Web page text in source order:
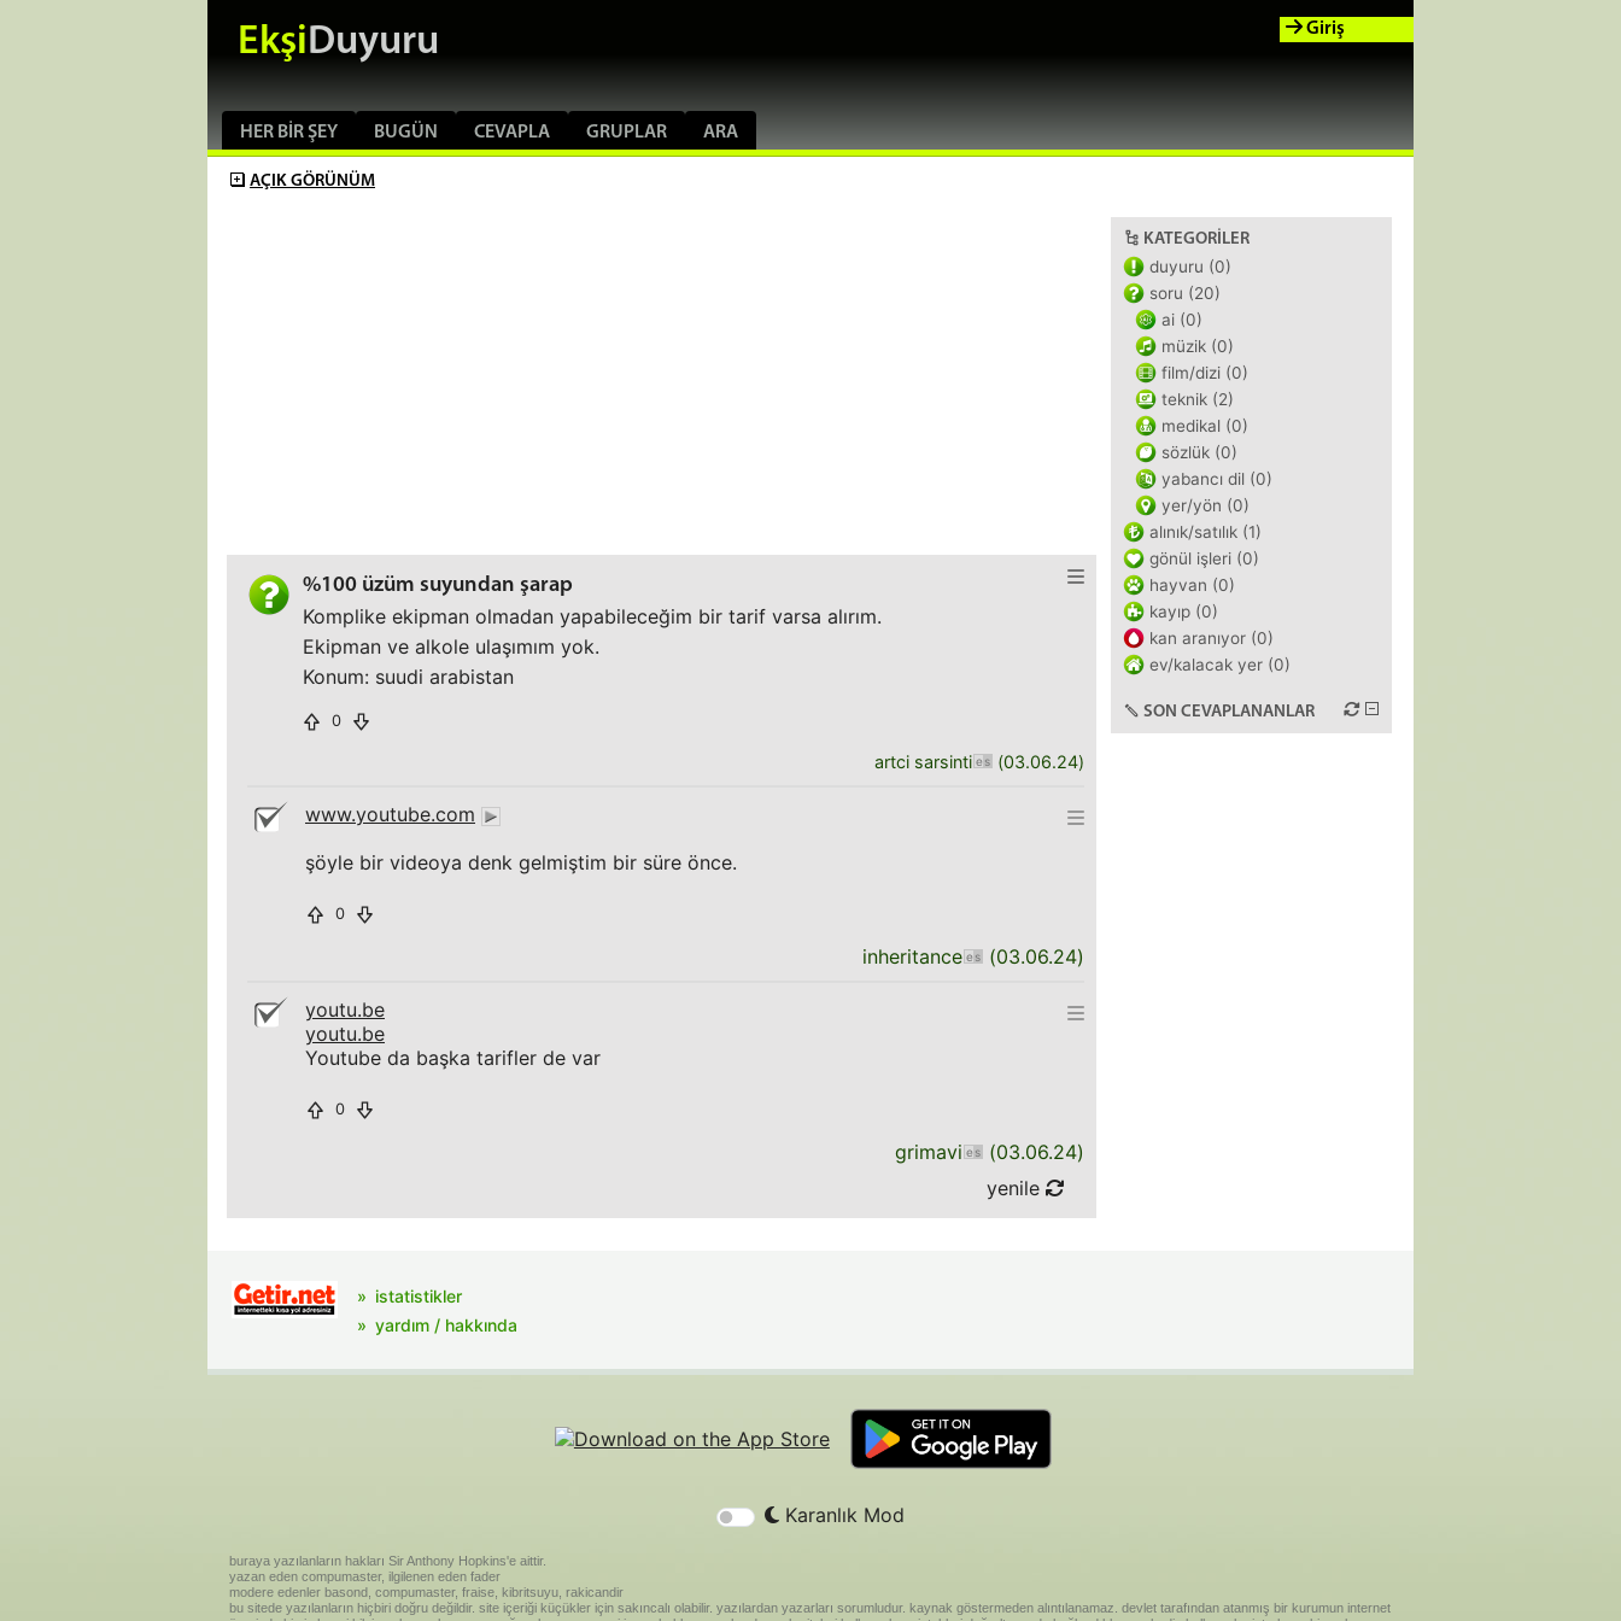
EkşiDuyuru
HER BIR ŞEY BUGÜN CEVAPLA GRUPLAR ARA
Giriş
AÇIK GÖRÜNÜM
%100 üzüm suyundan şarap
Komplike ekipman olmadan yapabileceğim bir tarif varsa alırım.
Ekipman ve alkole ulaşımım yok.
Konum: suudi arabistan
0
artci sarsinti (03.06.24)
www.youtube.com
şöyle bir videoya denk gelmiştim bir süre önce.
0
inheritance (03.06.24)
youtu.be
youtu.be
Youtube da başka tarifler de var
0
grimavi (03.06.24)
yenile
KATEGORILER
duyuru (0)
soru (20)
ai (0)
müzik (0)
film/dizi (0)
teknik (2)
medikal (0)
sözlük (0)
yabancı dil (0)
yer/yön (0)
alınık/satılık (1)
gönül işleri (0)
hayvan (0)
kayıp (0)
kan aranıyor (0)
ev/kalacak yer (0)
SON CEVAPLANANLAR
istatistikler
yardım / hakkında
Karanlık Mod
buraya yazılanların hakları Sir Anthony Hopkins'e aittir.
yazan eden compumaster, ilgilenen eden fader
modere edenler basond, compumaster, fraise, kibritsuyu, rakicandir
bu sitede yazılanların hiçbiri doğru değildir. site içeriği küçükler için sakıncalı olabilir. yazılardan yazarları sorumludur. kaynak göstermeden alıntılanamaz. devlet tarafından atanmış bir kurumun internet